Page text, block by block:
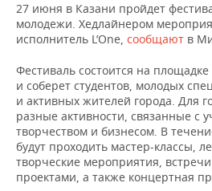
ONLINE-КОНФЕРЕНЦИИ
ХОККЕЙ
ВОЛЕЙБОЛ
КИБЕРСПОРТ
ФИГУРНОЕ КАТАНИЕ
ВЛАСТЬ
ИСТОРИЯ
КУЛЬТУРА
МЕДИЦИНА
СЮЖЕТЫ
СПИСОК ПЕРСОН
СПИСОК КОМПАНИЙ
ПОЛНАЯ ВЕРСИЯ
27 июня в Казани пройдет
молодежи. Хедлайнером
исполнитель L’One, сообщают в
Фестиваль состоится на
и соберет студентов, молодых
и активных жителей города. Для
разные активности, связанные с
творчеством и бизнесом. В
будут проходить мастер-классы,
творческие мероприятия,
проектами, а также концертная